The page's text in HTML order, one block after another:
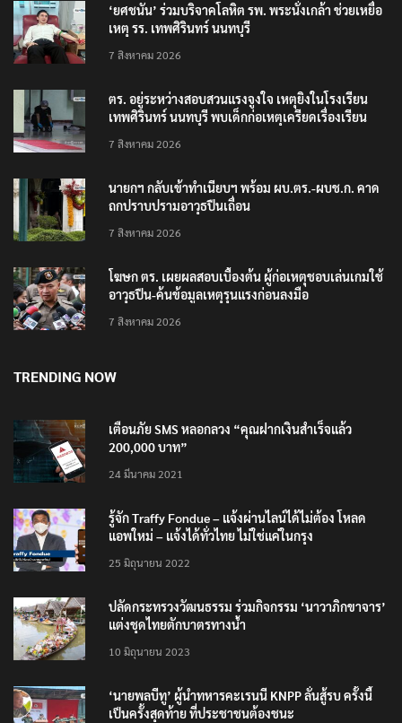
‘ยศชนัน’ ร่วมบริจาคโลหิต รพ. พระนั่งเกล้า ช่วยเหยื่อ
เหตุ รร. เทพศิรินทร์ นนทบุรี
7 สิงหาคม 2026
ตร. อยู่ระหว่างสอบสวนแรงจูงใจ เหตุยิงในโรงเรียน
เทพศิรินทร์ นนทบุรี พบเด็กก่อเหตุเครียดเรื่องเรียน
7 สิงหาคม 2026
นายกฯ กลับเข้าทำเนียบฯ พร้อม ผบ.ตร.-ผบช.ก. คาด
ถกปราบปรามอาวุธปืนเถื่อน
7 สิงหาคม 2026
โฆษก ตร. เผยผลสอบเบื้องต้น ผู้ก่อเหตุชอบเล่นเกมใช้
อาวุธปืน-ค้นข้อมูลเหตุรุนแรงก่อนลงมือ
7 สิงหาคม 2026
TRENDING NOW
เตือนภัย SMS หลอกลวง “คุณฝากเงินสำเร็จแล้ว
200,000 บาท”
24 มีนาคม 2021
รู้จัก Traffy Fondue – แจ้งผ่านไลน์ได้ไม่ต้อง โหลด
แอพใหม่ – แจ้งได้ทั่วไทย ไม่ใช่แค่ในกรุง
25 มิถุนายน 2022
ปลัดกระทรวงวัฒนธรรม ร่วมกิจกรรม ‘นาวาภิกขาจาร’
แต่งชุดไทยตักบาตรทางน้ำ
10 มิถุนายน 2023
‘นายพลบีทู’ ผู้นำทหารคะเรนนี KNPP ลั่นสู้รบ ครั้งนี้
เป็นครั้งสุดท้าย ที่ประชาชนต้องชนะ